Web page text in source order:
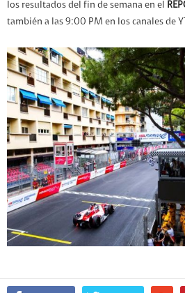
los resultados del fin de semana en el
también a las 9:00 PM en los canales de